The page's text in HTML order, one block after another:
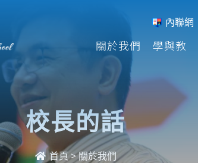
內聯網
關於我們 學與教
校長的話
首頁>關於我們